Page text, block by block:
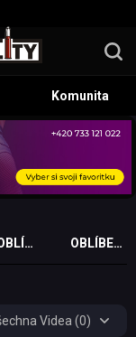
Komunita
VIDEA OBLÍBENÉ FOTOGALERIE
Videa (0)